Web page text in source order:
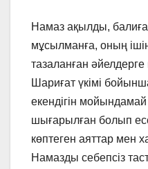
Намаз ақылды,
мұсылманға, оның
тазаланған
Шариғат үкімі
екендігін
шығарылған болып
көптеген аяттар мен
Намазды себепсіз